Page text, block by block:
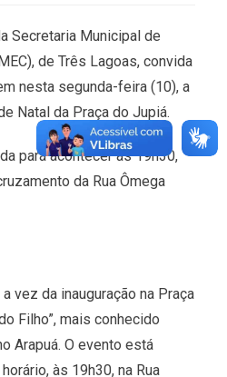
Secretaria Municipal de
de Três Lagoas, convida
nesta segunda-feira (10), a
Natal da Praça do Jupiá.
para acontecer às 19h30,
da Rua Ômega
vez da inauguração na Praça
Filho”, mais conhecido
Arapuá. O evento está
às 19h30, na Rua